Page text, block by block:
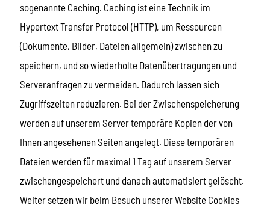
sogenannte Caching. Caching ist eine Technik im
Hypertext Transfer Protocol (HTTP), um Ressourcen
(Dokumente, Bilder, Dateien allgemein) zwischen zu
speichern, und so wiederholte Datenübertragungen und
Serveranfragen zu vermeiden. Dadurch lassen sich
Zugriffszeiten reduzieren. Bei der Zwischenspeicherung
werden auf unserem Server temporäre Kopien der von
Ihnen angesehenen Seiten angelegt. Diese temporären
Dateien werden für maximal 1 Tag auf unserem Server
zwischengespeichert und danach automatisiert gelöscht.
Weiter setzen wir beim Besuch unserer Website Cookies